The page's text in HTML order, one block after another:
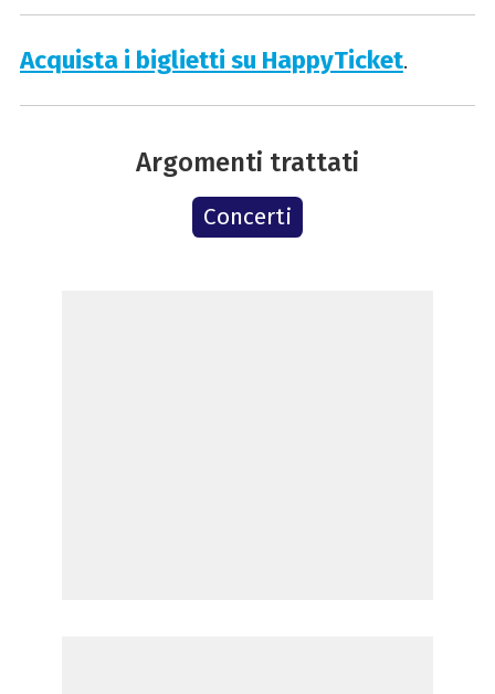
Acquista i biglietti su HappyTicket.
Argomenti trattati
Concerti